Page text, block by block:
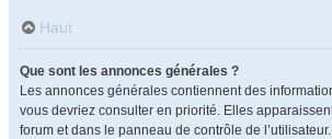
Haut
Que sont les annonces générales ?
Les annonces générales contiennent des
vous devriez consulter en priorité. Elles
forum et dans le panneau de contrôle de